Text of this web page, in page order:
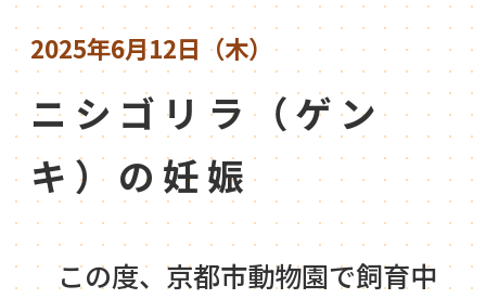
2025年6月12日（木）
ニシゴリラ（ゲン
キ）の妊娠
この度、京都市動物園で飼育中